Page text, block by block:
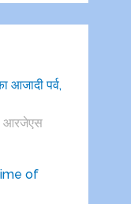
आजादी पर्व,
आरजेएस
of